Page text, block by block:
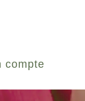
compte